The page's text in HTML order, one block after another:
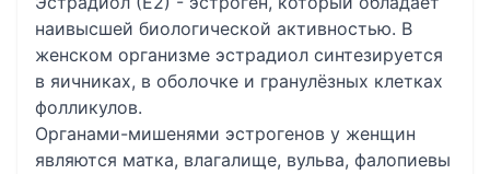
наивысшей биологической активностью. В
женском организме эстрадиол синтезируется
в яичниках, в оболочке и гранулёзных клетках
фолликулов.
Органами-мишенями эстрогенов у женщин
являются матка, влагалище, вульва, фалопиевы